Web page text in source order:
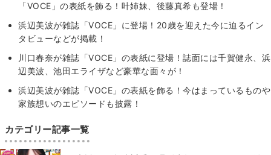
「VOCE」の表紙を飾る！叶姉妹、後藤真希も登場！
浜辺美波が雑誌「VOCE」に登場！20歳を迎えた今に迫るイン
タビューなどが掲載！
川口春奈が雑誌「VOCE」の表紙に登場！誌面には千賀健永、浜
辺美波、池田エライザなど豪華な面々が！
浜辺美波が雑誌「VOCE」の表紙を飾る！今はまっているものや
家族想いのエピソードも披露！
カテゴリー記事一覧